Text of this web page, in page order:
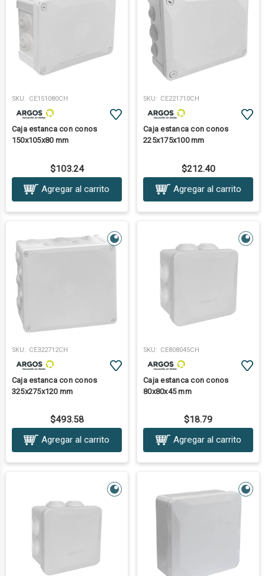
SKU: CE151080CH
Caja estanca con conos
150x105x80 mm
$103.24
Agregar al carrito
SKU: CE221710CH
Caja estanca con conos
225x175x100 mm
$212.40
Agregar al carrito
SKU: CE322712CH
Caja estanca con conos
325x275x120 mm
$493.58
Agregar al carrito
SKU: CE808045CH
Caja estanca con conos
80x80x45 mm
$18.79
Agregar al carrito